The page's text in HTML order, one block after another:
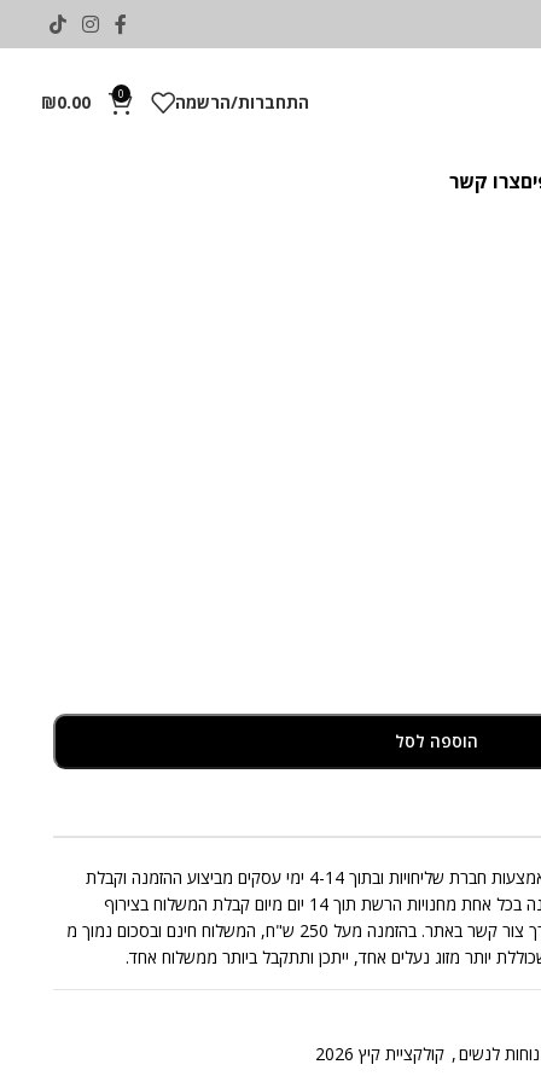
התחברות/הרשמה 0
₪0.00
צרו קשר
הוספה לסל
אספקת המוצרים המצויים במלאי תבוצע באמצעות חברת שליחויות ובתוך 4-14 ימי עסקים מביצוע ההזמנה וקבלת
התשלום בגינה. החלפות/החזרות תתאפשרנה בכל אחת מחנויות הרשת תוך 14 יום מיום קבלת המשלוח בצירוף
החשבונית בכפוף לתקנון או בפניה אלינו דרך צור קשר באתר. בהזמנה מעל 250 ש"ח, המשלוח חינם ובסכום נמוך מ
לנשים, קולקציית קיץ 2026